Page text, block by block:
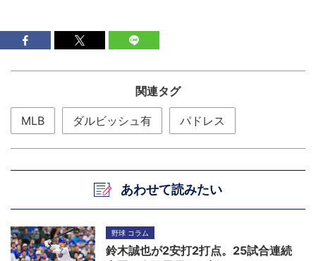
関連タグ
MLB ダルビッシュ有 パドレス
あわせて読みたい
野球 コラム
鈴木誠也が2安打2打点。25試合連続